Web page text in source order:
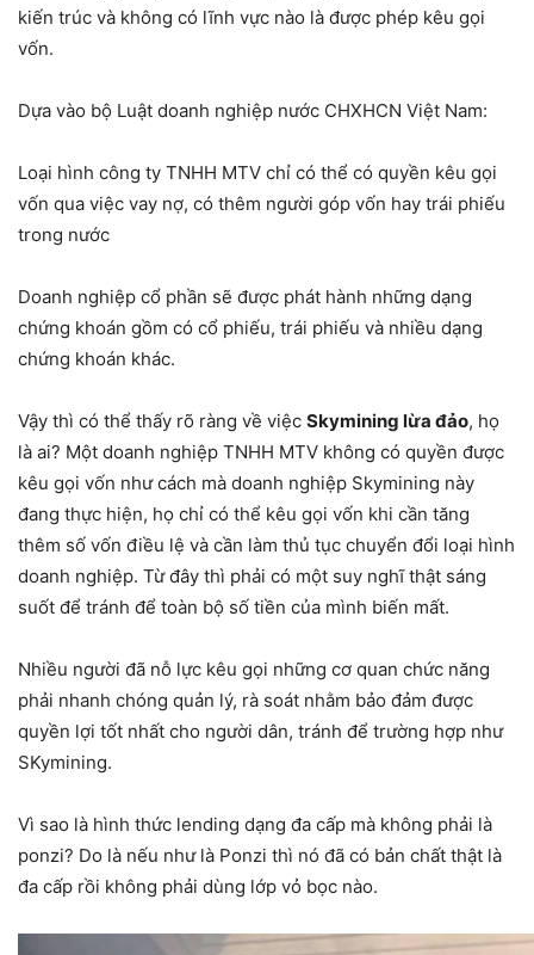
kiến trúc và không có lĩnh vực nào là được phép kêu gọi
vốn.
Dựa vào bộ Luật doanh nghiệp nước CHXHCN Việt Nam:
Loại hình công ty TNHH MTV chỉ có thể có quyền kêu gọi
vốn qua việc vay nợ, có thêm người góp vốn hay trái phiếu
trong nước
Doanh nghiệp cổ phần sẽ được phát hành những dạng
chứng khoán gồm có cổ phiếu, trái phiếu và nhiều dạng
chứng khoán khác.
Vậy thì có thể thấy rõ ràng về việc Skymining lừa đảo, họ
là ai? Một doanh nghiệp TNHH MTV không có quyền được
kêu gọi vốn như cách mà doanh nghiệp Skymining này
đang thực hiện, họ chỉ có thể kêu gọi vốn khi cần tăng
thêm số vốn điều lệ và cần làm thủ tục chuyển đổi loại hình
doanh nghiệp. Từ đây thì phải có một suy nghĩ thật sáng
suốt để tránh để toàn bộ số tiền của mình biến mất.
Nhiều người đã nỗ lực kêu gọi những cơ quan chức năng
phải nhanh chóng quản lý, rà soát nhằm bảo đảm được
quyền lợi tốt nhất cho người dân, tránh để trường hợp như
SKymining.
Vì sao là hình thức lending dạng đa cấp mà không phải là
ponzi? Do là nếu như là Ponzi thì nó đã có bản chất thật là
đa cấp rồi không phải dùng lớp vỏ bọc nào.